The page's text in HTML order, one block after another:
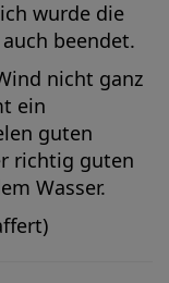
wurde die
beendet.
nicht ganz
ein
guten
richtig guten
Wasser.